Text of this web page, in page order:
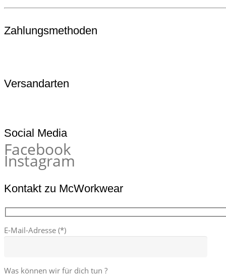
Zahlungsmethoden
Versandarten
Social Media
Facebook
Instagram
Kontakt zu McWorkwear
E-Mail-Adresse (*)
Was können wir für dich tun ?